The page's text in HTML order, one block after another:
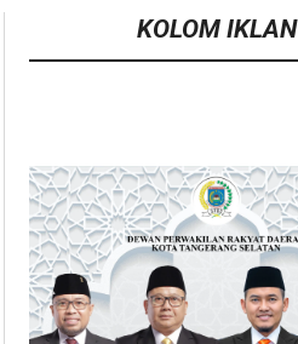
KOLOM IKLAN